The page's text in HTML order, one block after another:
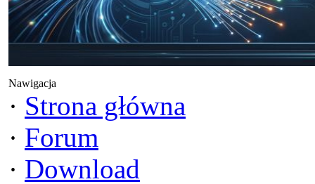
Nawigacja
· Strona główna
· Forum
· Download